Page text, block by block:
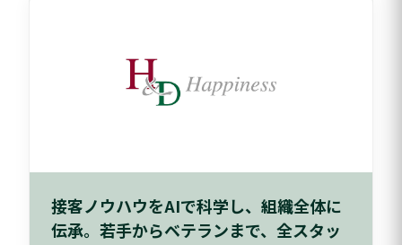
接客ノウハウをAIで科学し、組織全体に
伝承。若手からベテランまで、全スタッ